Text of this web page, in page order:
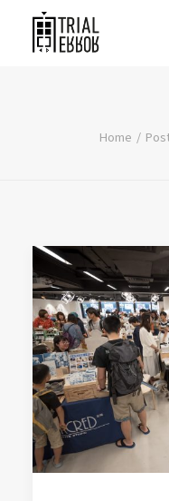
Home